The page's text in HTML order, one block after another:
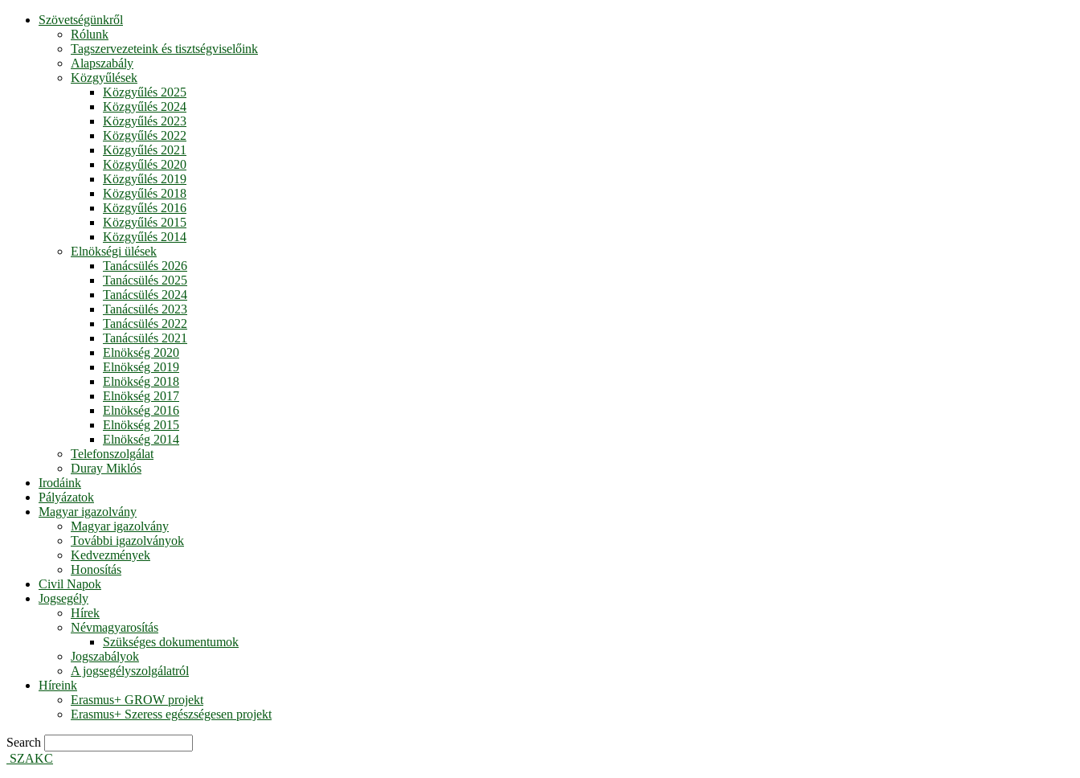
Szövetségünkről
Rólunk
Tagszervezeteink és tisztségviselőink
Alapszabály
Közgyűlések
Közgyűlés 2025
Közgyűlés 2024
Közgyűlés 2023
Közgyűlés 2022
Közgyűlés 2021
Közgyűlés 2020
Közgyűlés 2019
Közgyűlés 2018
Közgyűlés 2016
Közgyűlés 2015
Közgyűlés 2014
Elnökségi ülések
Tanácsülés 2026
Tanácsülés 2025
Tanácsülés 2024
Tanácsülés 2023
Tanácsülés 2022
Tanácsülés 2021
Elnökség 2020
Elnökség 2019
Elnökség 2018
Elnökség 2017
Elnökség 2016
Elnökség 2015
Elnökség 2014
Telefonszolgálat
Duray Miklós
Irodáink
Pályázatok
Magyar igazolvány
Magyar igazolvány
További igazolványok
Kedvezmények
Honosítás
Civil Napok
Jogsegély
Hírek
Névmagyarosítás
Szükséges dokumentumok
Jogszabályok
A jogsegélyszolgálatról
Híreink
Erasmus+ GROW projekt
Erasmus+ Szeress egészségesen projekt
Search
SZAKC